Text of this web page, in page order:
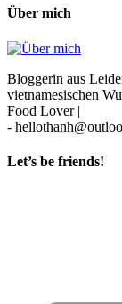
Über mich
Bloggerin aus
vietnamesischen
Food Lover |
-
Let’s be friends!